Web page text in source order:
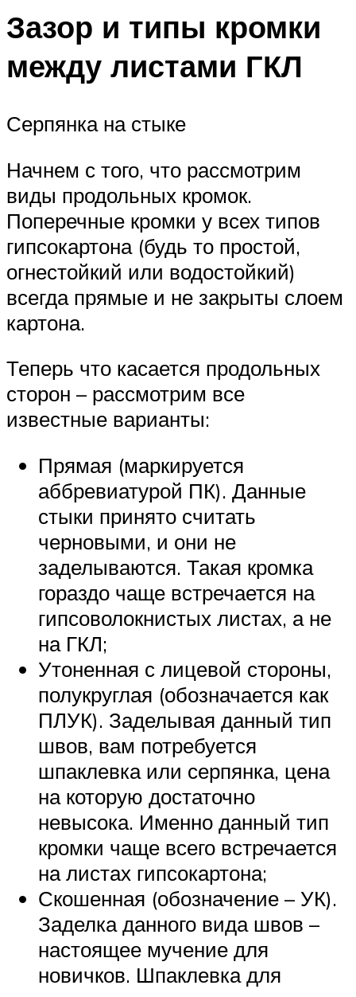
Зазор и типы кромки
между листами ГКЛ
Серпянка на стыке
Начнем с того, что рассмотрим
виды продольных кромок.
Поперечные кромки у всех типов
гипсокартона (будь то простой,
огнестойкий или водостойкий)
всегда прямые и не закрыты слоем
картона.
Теперь что касается продольных
сторон – рассмотрим все
известные варианты:
Прямая (маркируется
аббревиатурой ПК). Данные
стыки принято считать
черновыми, и они не
заделываются. Такая кромка
гораздо чаще встречается на
гипсоволокнистых листах, а не
на ГКЛ;
Утоненная с лицевой стороны,
полукруглая (обозначается как
ПЛУК). Заделывая данный тип
швов, вам потребуется
шпаклевка или серпянка, цена
на которую достаточно
невысока. Именно данный тип
кромки чаще всего встречается
на листах гипсокартона;
Скошенная (обозначение – УК).
Заделка данного вида швов –
настоящее мучение для
новичков. Шпаклевка для